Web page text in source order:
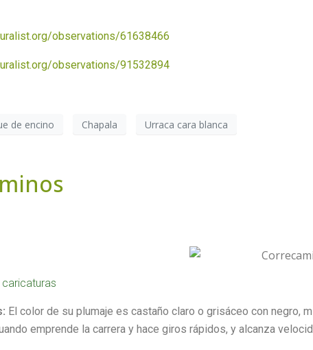
observations/61638466
observations/91532894
de encino Chapala Urraca cara blanca
El color de su plumaje es castaño claro o grisáceo con negro,
emprende la carrera y hace giros rápidos, y alcanza